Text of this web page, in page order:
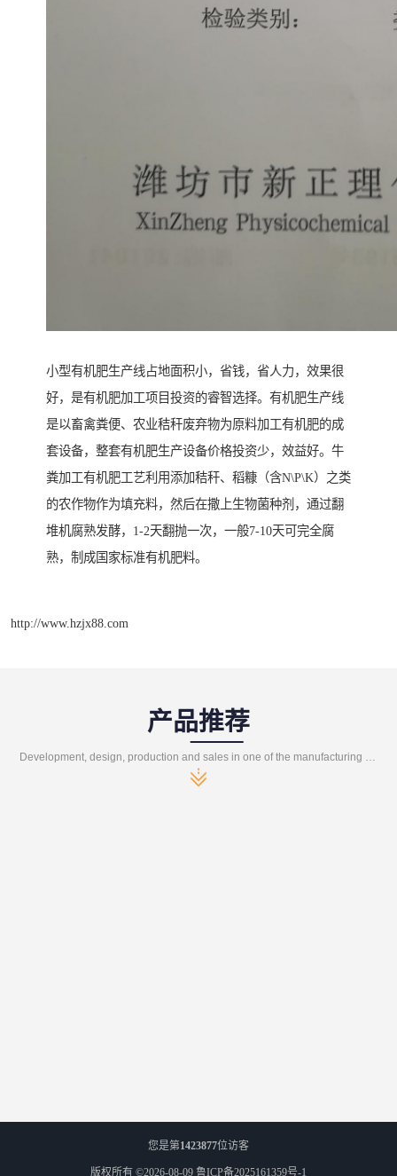
小型有机肥生产线占地面积小，省钱，省人力，效果很
好，是有机肥加工项目投资的睿智选择。有机肥生产线
是以畜禽粪便、农业秸秆废弃物为原料加工有机肥的成
套设备，整套有机肥生产设备价格投资少，效益好。牛
粪加工有机肥工艺利用添加秸秆、稻糠（含N\P\K）之类
的农作物作为填充料，然后在撒上生物菌种剂，通过翻
堆机腐熟发酵，1-2天翻抛一次，一般7-10天可完全腐
熟，制成国家标准有机肥料。
http://www.hzjx88.com
产品推荐
Development, design, production and sales in one of the manufacturing enterprises
您是第1423877位访客
版权所有 ©2026-08-09 鲁ICP备2025161359号-1